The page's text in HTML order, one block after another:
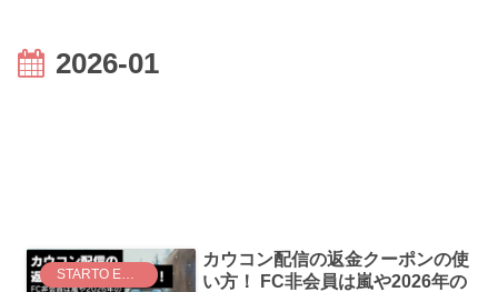
2026-01
STARTO ENTERTAINMENT
カウコン配信の返金クーポンの使
い方！ FC非会員は嵐や2026年の